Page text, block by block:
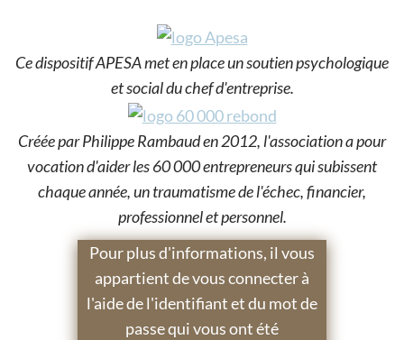
Ce dispositif APESA met en place un soutien psychologique
et social du chef d'entreprise.
Créée par Philippe Rambaud en 2012, l'association a pour
vocation d'aider les 60 000 entrepreneurs qui subissent
chaque année, un traumatisme de l'échec, financier,
professionnel et personnel.
Pour plus d'informations, il vous
appartient de vous connecter à
l'aide de l'identifiant et du mot de
passe qui vous ont été